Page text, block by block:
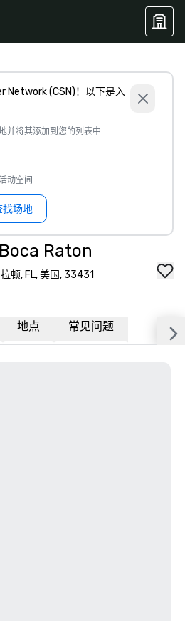
Network (CSN)！以下是入
并将其添加到您的列表中
动空间
找场地
Raton
顿, FL, 美国, 33431
地点 常见问题